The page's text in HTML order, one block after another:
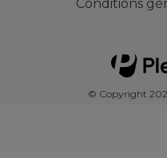
Conditions
© Copyright